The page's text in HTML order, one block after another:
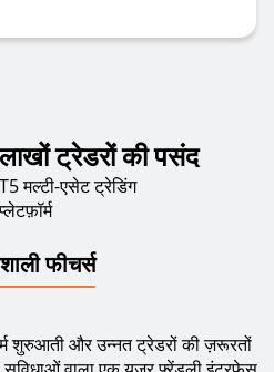
ट्रेडरों की पसंद
मल्टी-एसेट ट्रेडिंग
प्लेटफ़ॉर्म
फीचर्स
शुरुआती और उन्नत ट्रेडरों की ज़रूरतों